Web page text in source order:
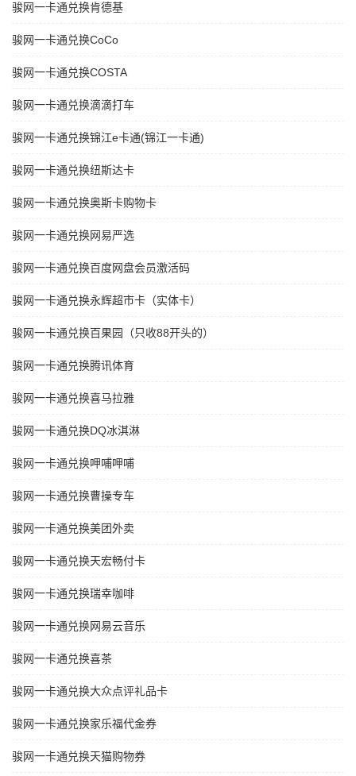
骏网一卡通兑换肯德基
骏网一卡通兑换CoCo
骏网一卡通兑换COSTA
骏网一卡通兑换滴滴打车
骏网一卡通兑换锦江e卡通(锦江一卡通)
骏网一卡通兑换纽斯达卡
骏网一卡通兑换奥斯卡购物卡
骏网一卡通兑换网易严选
骏网一卡通兑换百度网盘会员激活码
骏网一卡通兑换永辉超市卡（实体卡）
骏网一卡通兑换百果园（只收88开头的）
骏网一卡通兑换腾讯体育
骏网一卡通兑换喜马拉雅
骏网一卡通兑换DQ冰淇淋
骏网一卡通兑换呷哺呷哺
骏网一卡通兑换曹操专车
骏网一卡通兑换美团外卖
骏网一卡通兑换天宏畅付卡
骏网一卡通兑换瑞幸咖啡
骏网一卡通兑换网易云音乐
骏网一卡通兑换喜茶
骏网一卡通兑换大众点评礼品卡
骏网一卡通兑换家乐福代金券
骏网一卡通兑换天猫购物券